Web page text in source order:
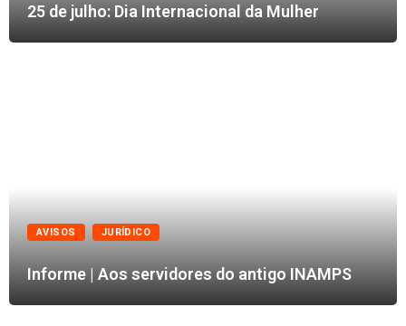
25 de julho: Dia Internacional da Mulher
AVISOS JURÍDICO
Informe | Aos servidores do antigo INAMPS